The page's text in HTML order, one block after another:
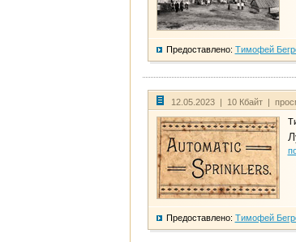
Предоставлено: Тимофей
12.05.2023 | 10 Кбайт |
Предоставлено: Тимофей